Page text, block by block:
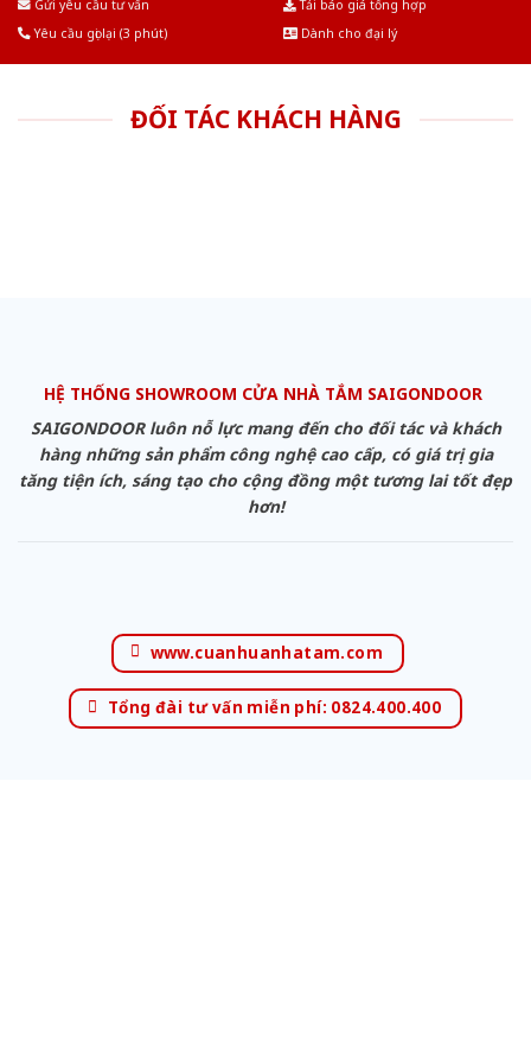
Gửi yêu cầu tư vấn
Tải báo giá tổng hợp
Yêu cầu gọi lại (3 phút)
Dành cho đại lý
ĐỐI TÁC KHÁCH HÀNG
HỆ THỐNG SHOWROOM CỬA NHÀ TẮM SAIGONDOOR
SAIGONDOOR luôn nỗ lực mang đến cho đối tác và khách
hàng những sản phẩm công nghệ cao cấp, có giá trị gia
tăng tiện ích, sáng tạo cho cộng đồng một tương lai tốt đẹp
hơn!
www.cuanhuanhatam.com
Tổng đài tư vấn miễn phí: 0824.400.400